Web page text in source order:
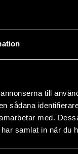
till
sådana
med.
samlat in när du